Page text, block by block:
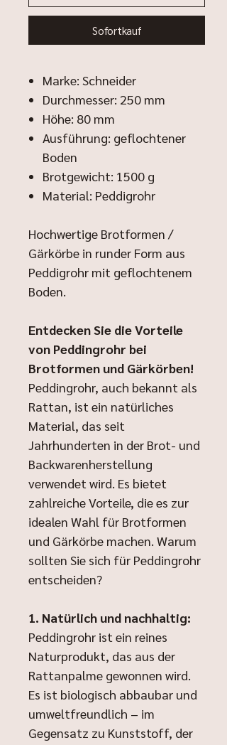
Sofortkauf
Marke: Schneider
Durchmesser: 250 mm
Höhe: 80 mm
Ausführung: geflochtener
Boden
Brotgewicht: 1500 g
Material: Peddigrohr
Hochwertige Brotformen /
Gärkörbe in runder Form aus
Peddigrohr mit geflochtenem
Boden.
Entdecken Sie die Vorteile
von Peddingrohr bei
Brotformen und Gärkörben!
Peddingrohr, auch bekannt als
Rattan, ist ein natürliches
Material, das seit
Jahrhunderten in der Brot- und
Backwarenherstellung
verwendet wird. Es bietet
zahlreiche Vorteile, die es zur
idealen Wahl für Brotformen
und Gärkörbe machen. Warum
sollten Sie sich für Peddingrohr
entscheiden?
1. Natürlich und nachhaltig:
Peddingrohr ist ein reines
Naturprodukt, das aus der
Rattanpalme gewonnen wird.
Es ist biologisch abbaubar und
umweltfreundlich – im
Gegensatz zu Kunststoff, der